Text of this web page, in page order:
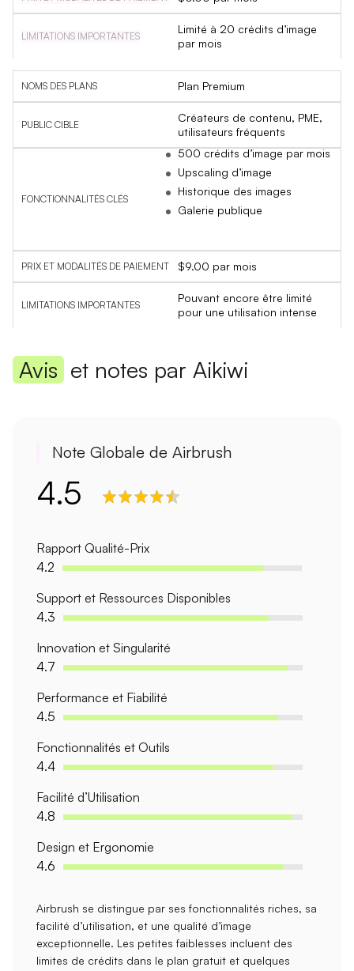
Limité à 20 crédits d’image
par mois
Plan Premium
Créateurs de contenu, PME,
utilisateurs fréquents
500 crédits d’image par mois
Upscaling d’image
Historique des images
Galerie publique
$9.00 par mois
Pouvant encore être limité
pour une utilisation intense
Avis et notes par Aikiwi
Note Globale de Airbrush
4.5
Rapport Qualité-Prix
4.2
Support et Ressources Disponibles
4.3
Innovation et Singularité
4.7
Performance et Fiabilité
4.5
Fonctionnalités et Outils
4.4
Facilité d’Utilisation
4.8
Design et Ergonomie
4.6
Airbrush se distingue par sesfonctionnalités riches, sa
facilité d’utilisation, et une qualité d’image
exceptionnelle. Les petites faiblesses incluent des
limites de crédits dans le plan gratuit et quelques